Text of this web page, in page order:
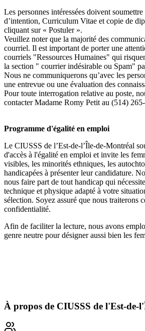
Les personnes intéressées doivent
d’intention, Curriculum Vitae et copie de
cliquant sur « Postuler ».
Veuillez noter que la majorité des
courriel. Il est important de porter une
courriels "Ressources Humaines" qui
la section " courrier indésirable ou Spam"
Nous ne communiquerons qu’avec les
une entrevue ou une évaluation des
Pour toute interrogation relative au poste,
contacter Madame Romy Petit au (514)
Programme d'égalité en emploi
Le CIUSSS de l’Est-de-l’Île-de-Montréal
d'accès à l'égalité en emploi et invite les
visibles, les minorités ethniques, les
handicapées à présenter leur candidature.
nous faire part de tout handicap qui
technique et physique adapté à votre
sélection. Soyez assuré que nous traiterons
confidentialité.
Afin de faciliter la lecture, nous avons
genre neutre pour désigner aussi bien les
À propos de CIUSSS de l'Est-de-